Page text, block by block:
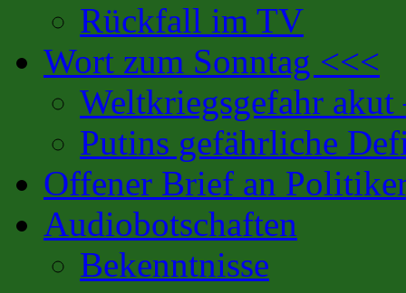
Rückfall im TV
Wort zum Sonntag <<<
Weltkriegsgefahr
Putins gefährliche
Offener Brief an
Audiobotschaften
Bekenntnisse